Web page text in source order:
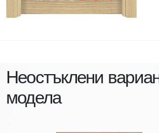
Неостъклени
модела